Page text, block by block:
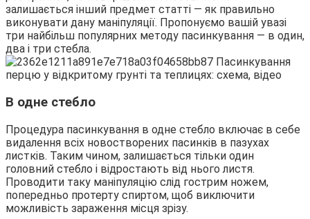
залишається інший предмет статті — як правильно
виконувати дану маніпуляції. Пропонуємо вашій увазі
три найбільш популярних методу пасинкування — в один,
два і три стебла.
В одне стебло
Процедура пасинкування в одне стебло включає в себе
видалення всіх новостворених пасинків в пазухах
листків. Таким чином, залишається тільки один
головний стебло і відростають від нього листя.
Проводити таку маніпуляцію слід гострим ножем,
попередньо протерту спиртом, щоб виключити
можливість зараження місця зрізу.